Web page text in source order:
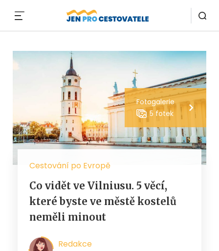
Fotogalerie
5 fotek
Cestování po Evropě
Co vidět ve Vilniusu. 5 věcí,
které byste ve městě kostelů
neměli minout
Redakce